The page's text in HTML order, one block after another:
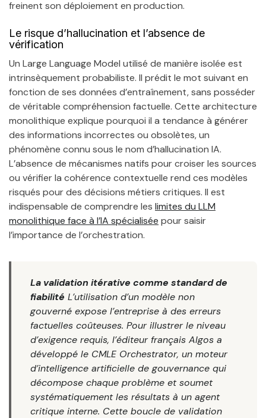
freinent son déploiement en production.
Le risque d’hallucination et l’absence de
vérification
Un Large Language Model utilisé de manière isolée est
intrinsèquement probabiliste. Il prédit le mot suivant en
fonction de ses données d’entraînement, sans posséder
de véritable compréhension factuelle. Cette architecture
monolithique explique pourquoi il a tendance à générer
des informations incorrectes ou obsolètes, un
phénomène connu sous le nom d’hallucination IA.
L’absence de mécanismes natifs pour croiser les sources
ou vérifier la cohérence contextuelle rend ces modèles
risqués pour des décisions métiers critiques. Il est
indispensable de comprendre les limites du LLM
monolithique face à l’IA spécialisée pour saisir
l’importance de l’orchestration.
La validation itérative comme standard de
fiabilité L’utilisation d’un modèle non
gouverné expose l’entreprise à des erreurs
factuelles coûteuses. Pour illustrer le niveau
d’exigence requis, l’éditeur français Algos a
développé le CMLE Orchestrator, un moteur
d’intelligence artificielle de gouvernance qui
décompose chaque problème et soumet
systématiquement les résultats à un agent
critique interne. Cette boucle de validation